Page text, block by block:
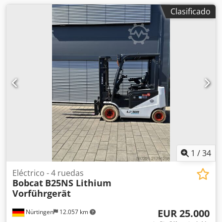
Clasificado
1 /34
Nürtingen 12.057 km
Eléctrico - 4 ruedas
Bobcat B25NS Lithium
Vorführgerät
EUR 25.000